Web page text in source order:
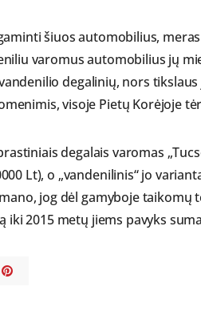
šiuos automobilius, meras
varomus automobilius jų
degalinių, nors
visoje Pietų Korėjoje
degalais varomas
Lt), o „vandenilinis“ jo
jog dėl gamyboje
2015 metų jiems pavyks